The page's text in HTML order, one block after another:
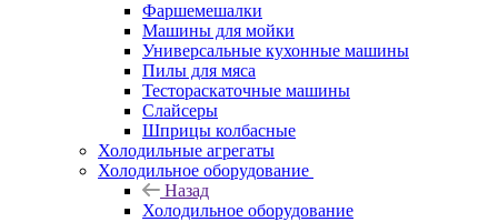
Фаршемешалки
Машины для мойки
Универсальные кухонные машины
Пилы для мяса
Тестораскаточные машины
Слайсеры
Шприцы колбасные
Холодильные агрегаты
Холодильное оборудование
Назад
Холодильное оборудование